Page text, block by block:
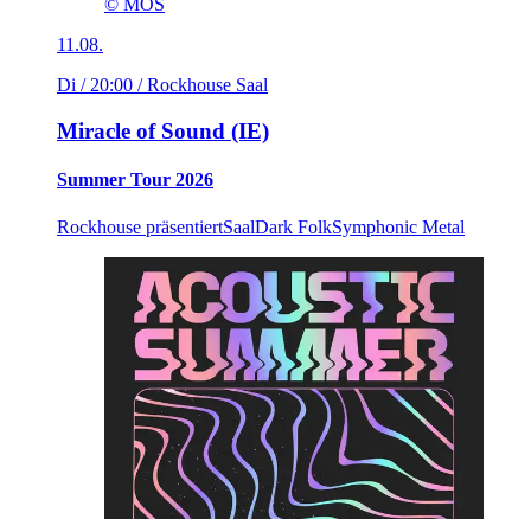
© MOS
11.08.
Di / 20:00 / Rockhouse Saal
Miracle of Sound (IE)
Summer Tour 2026
Rockhouse präsentiertSaalDark FolkSymphonic Metal